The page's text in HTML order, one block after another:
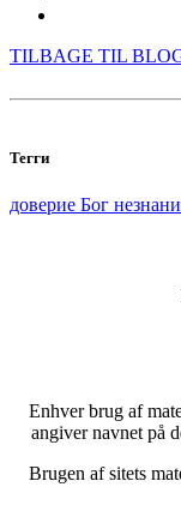
TILBAGE TIL
Тегги
доверие Бог
Enhver brug af
angiver navnet på
Brugen af sitets